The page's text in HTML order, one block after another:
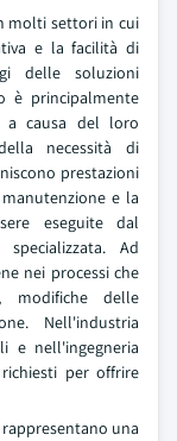
molti settori in cui
e la facilità di
delle soluzioni
è principalmente
a causa del loro
necessità di
prestazioni
e la
eseguite dal
Ad
nei processi che
modifiche delle
Nell'industria
e nell'ingegneria
per offrire
una